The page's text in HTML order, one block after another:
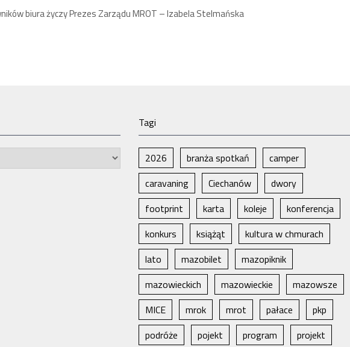
biura życzy Prezes Zarządu MROT – Izabela Stelmańska
Tagi
2026 branża spotkań
camper
caravaning
Ciechanów
dwory
footprint
karta koleje
konferencja
konkurs
książąt
kultura w chmurach
lato
mazobilet
mazopiknik
mazowieckich
mazowieckie
mazowsze
MICE
mrok mrot pałace
pkp
podróże
pojekt program
projekt